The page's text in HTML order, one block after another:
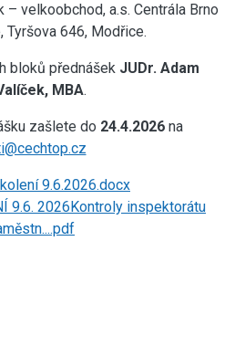
– velkoobchod, a.s. Centrála Brno
Tyršova 646, Modřice.
bloků přednášek JUDr. Adam
MBA.
zašlete do 24.4.2026na
9.6.2026.docx
9.6. 2026Kontroly inspektorátu